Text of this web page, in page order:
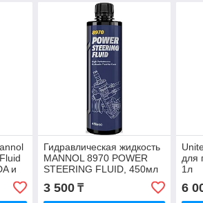
и
Гидравлическая жидкость
MANNOL 8970 POWER
STEERING FLUID, 450мл
3 500₸
для
1л
6